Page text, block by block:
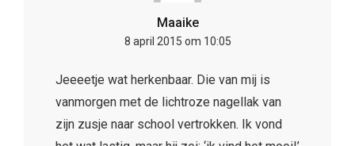
Maaike
8 april 2015 om 10:05
Jeeeetje wat herkenbaar. Die van mij is
vanmorgen met de lichtroze nagellak van
zijn zusje naar school vertrokken. Ik vond